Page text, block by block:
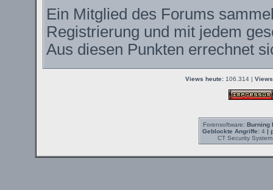
Ein Mitglied des Forums
Registrierung und mit jedem
Aus diesen Punkten errechnet
Views heute: 106.314 |
Forensoftware: Burning
Geblockte Angriffe:4 |
CT Security